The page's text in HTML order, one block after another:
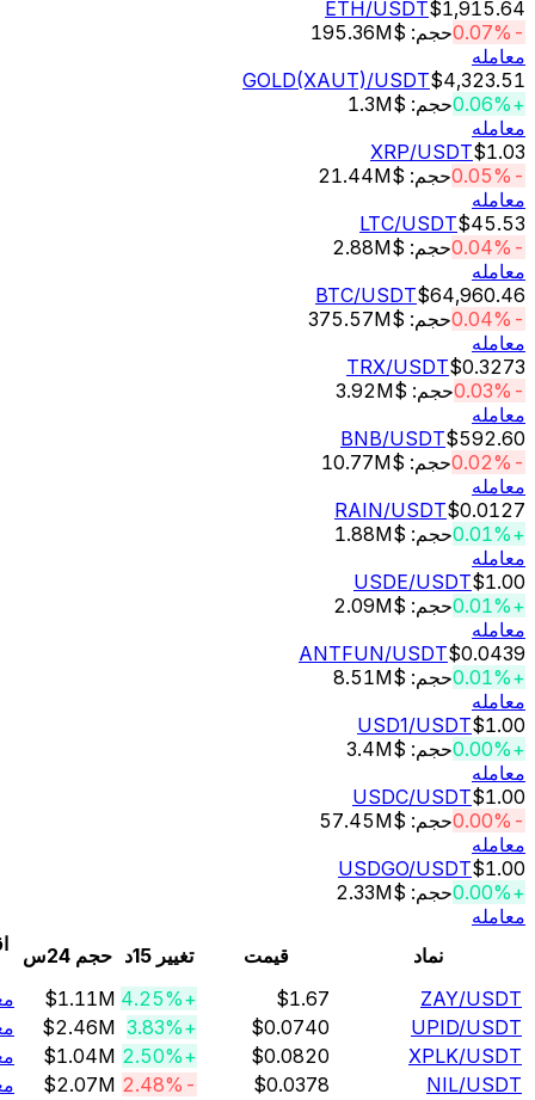
ETH/USDT
حجم: $195.36M
GOLD(XAUT)/USDT
حجم: $1.3M
XRP/USDT
حجم: $21.44M
LTC/USDT
حجم: $2.88M
BTC/USDT
حجم: $375.57M
TRX/USDT
حجم: $3.92M
BNB/USDT
حجم: $10.77M
RAIN/USDT
حجم: $1.88M
USDE/USDT
حجم: $2.09M
ANTFUN/USDT
حجم: $8.51M
USD1/USDT
حجم: $3.4M
USDC/USDT
حجم: $57.45M
USDGO/USDT
حجم: $2.33M
قیمت حجم 24س
اقدام
ها
ZAY/
$1.67
$1.11M
معامله
UPID/
$0.0740
$2.46M
معامله
XPLK/
$0.0820
$1.04M
معامله
NIL/
$0.0378
$2.07M
معامله